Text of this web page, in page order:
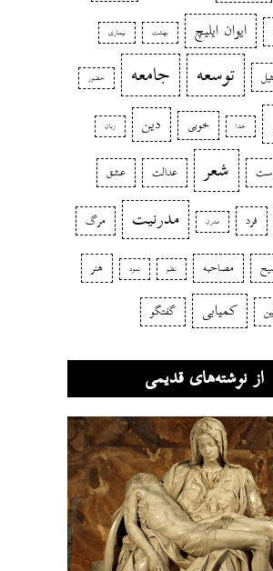
ایوان ایلیچ بهشت بیماری
توسعه جامعه حضور
خدا خوبی دین زبان
شعر عدالت عشق
فرد مدرن مدرنیت مرگ
مصاحبه نظم نمود هنر
کمیابی گفتگو
از نوشته‌های قدیمی